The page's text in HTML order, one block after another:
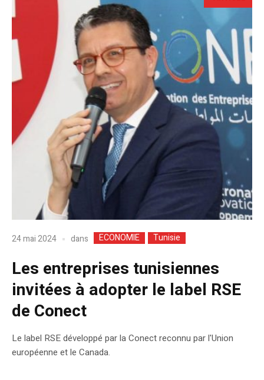
24 mai 2024 dans ECONOMIE Tunisie
Les entreprises tunisiennes
invitées à adopter le label RSE
de Conect
Le label RSE développé par la Conect reconnu par l'Union
européenne et le Canada.